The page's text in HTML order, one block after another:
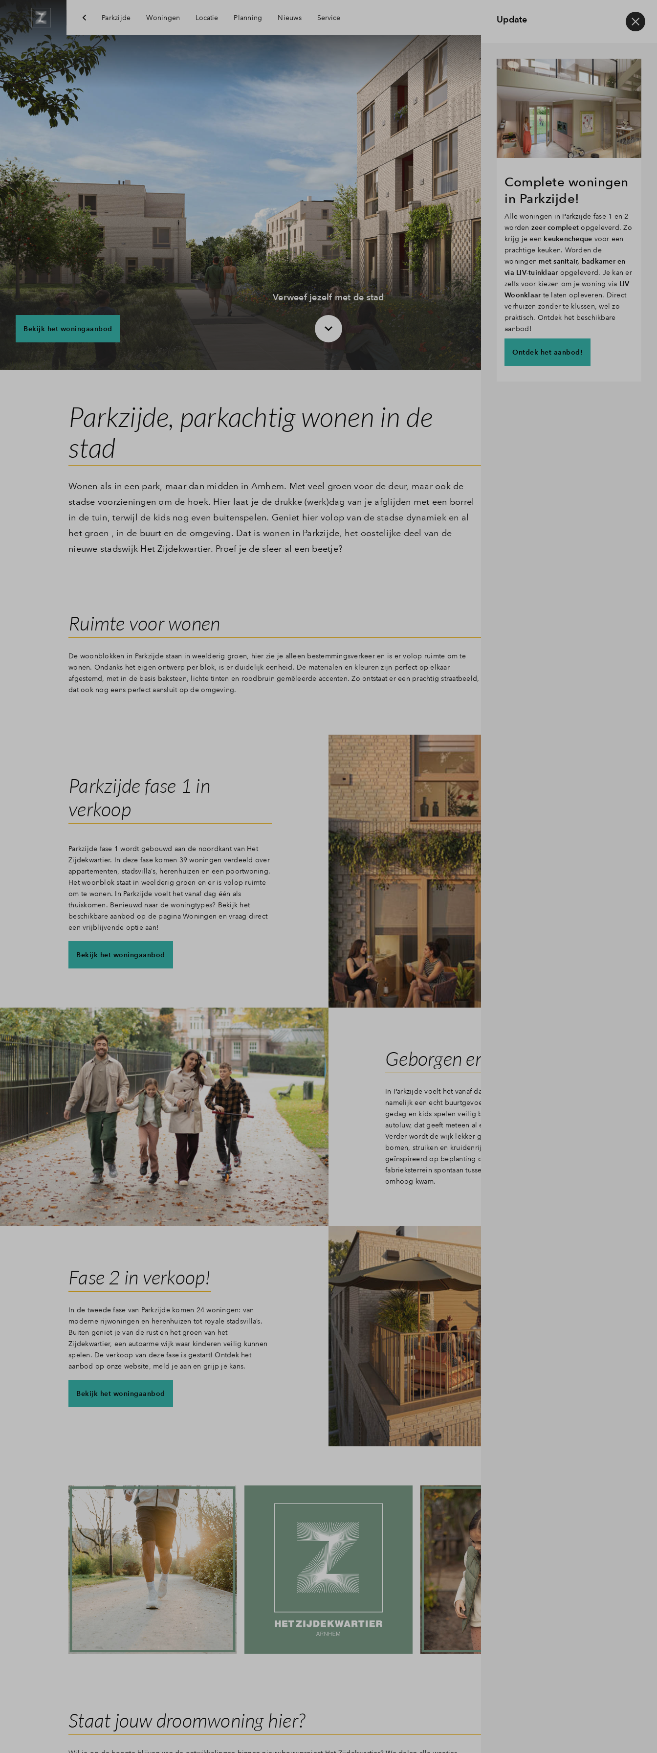
Parkzijde Woningen Locatie Planning Nieuws Service
Toewijzing
Woning kopen
Leeswijzer
Veelgestelde vragen
Contact
Update
Complete woningen
in Parkzijde!
Alle woningen in Parkzijde fase 1 en 2
worden zeer compleet opgeleverd. Zo
krijg je een keukencheque voor een
prachtige keuken. Worden de
woningen met sanitair, badkamer en
via LIV-tuinklaar opgeleverd. Je kan er
zelfs voor kiezen om je woning via LIV
Woonklaar te laten opleveren. Direct
verhuizen zonder te klussen, wel zo
praktisch. Ontdek het beschikbare
aanbod!
Ontdek het aanbod!
Bekijk het woningaanbod
Verweef jezelf met de stad
Parkzijde, parkachtig wonen in de
stad
Wonen als in een park, maar dan midden in Arnhem. Met veel groen voor de deur, maar ook de
stadse voorzieningen om de hoek. Hier laat je de drukke (werk)dag van je afglijden met een borrel
in de tuin, terwijl de kids nog even buitenspelen. Geniet hier volop van de stadse dynamiek en al
het groen , in de buurt en de omgeving. Dat is wonen in Parkzijde, het oostelijke deel van de
nieuwe stadswijk Het Zijdekwartier. Proef je de sfeer al een beetje?
Ruimte voor wonen
De woonblokken in Parkzijde staan in weelderig groen, hier zie je alleen bestemmingsverkeer en is er volop ruimte om te
wonen. Ondanks het eigen ontwerp per blok, is er duidelijk eenheid. De materialen en kleuren zijn perfect op elkaar
afgestemd, met in de basis baksteen, lichte tinten en roodbruin gemêleerde accenten. Zo ontstaat er een prachtig straatbeeld,
dat ook nog eens perfect aansluit op de omgeving.
Parkzijde fase 1 in
verkoop
Parkzijde fase 1 wordt gebouwd aan de noordkant van Het
Zijdekwartier. In deze fase komen 39 woningen verdeeld over
appartementen, stadsvilla’s, herenhuizen en een poortwoning.
Het woonblok staat in weelderig groen en er is volop ruimte
om te wonen. In Parkzijde voelt het vanaf dag één als
thuiskomen. Benieuwd naar de woningtypes? Bekijk het
beschikbare aanbod op de pagina Woningen en vraag direct
een vrijblijvende optie aan!
Bekijk het woningaanbod
Geborgen en groen
In Parkzijde voelt het vanaf dag één als thuiskomen. Er heerst
namelijk een echt buurtgevoel. Je zegt de buren altijd even
gedag en kids spelen veilig buiten. Gelukkig zijn de straten
autoluw, dat geeft meteen al een gerust (en rustig) gevoel.
Verder wordt de wijk lekker groen met een mix aan inheemse
bomen, struiken en kruidenrijke grassen. Allemaal
geïnspireerd op beplanting die op het voormalig
fabrieksterrein spontaan tussen de voegen van de betonplaten
omhoog kwam.
Fase 2 in verkoop!
In de tweede fase van Parkzijde komen 24 woningen: van
moderne rijwoningen en herenhuizen tot royale stadsvilla’s.
Buiten geniet je van de rust en het groen van het
Zijdekwartier, een autoarme wijk waar kinderen veilig kunnen
spelen. De verkoop van deze fase is gestart! Ontdek het
aanbod op onze website, meld je aan en grijp je kans.
Bekijk het woningaanbod
Staat jouw droomwoning hier?